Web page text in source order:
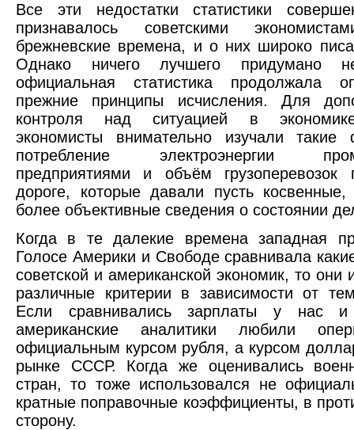
Все эти недостатки статистики
признавалось советскими
брежневские времена, и о них широко
Однако ничего лучшего
официальная статистика продолжала
прежние принципы исчисления. Для
контроля над ситуацией в
экономисты внимательно изучали такие
потребление электроэнергии
предприятиями и объём грузоперевозок
дороге, которые давали пусть косвенные,
более объективные сведения о состоянии
Когда в те далекие времена западная
Голосе Америки и Свободе сравнивала
советской и американской экономик, то они
различные критерии в зависимости от
Если сравнивались зарплаты у нас
американские аналитики любили
официальным курсом рубля, а курсом
рынке СССР. Когда же оценивались
стран, то тоже использовался не
кратные поправочные коэффициенты, в
сторону.